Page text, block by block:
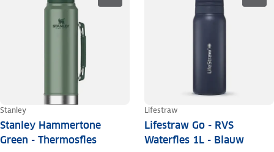
Stanley
Stanley Hammertone
Green - Thermosfles
Lifestraw
Lifestraw Go - RVS
Waterfles 1L - Blauw